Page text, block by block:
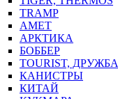
TRAMP
АМЕТ
АРКТИКА
БОББЕР
TOURIST, ДРУЖБА
КАНИСТРЫ
КИТАЙ